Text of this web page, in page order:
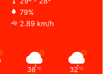
79%
2.89 km/h
38 ℃ 32 ℃